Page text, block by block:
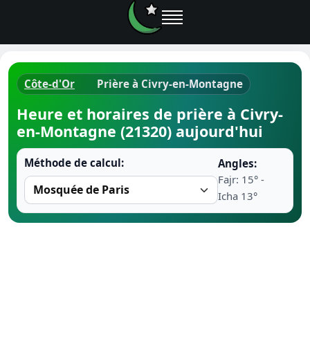
Horaires
Heure de
Ramadan
Côte-d'Or Prière à Civry-en-Montagne
Heure et horaires de prière à Civry-
en-Montagne (21320) aujourd'hui
Méthode de calcul:
Angles:
Fajr: 15° -
Icha 13°